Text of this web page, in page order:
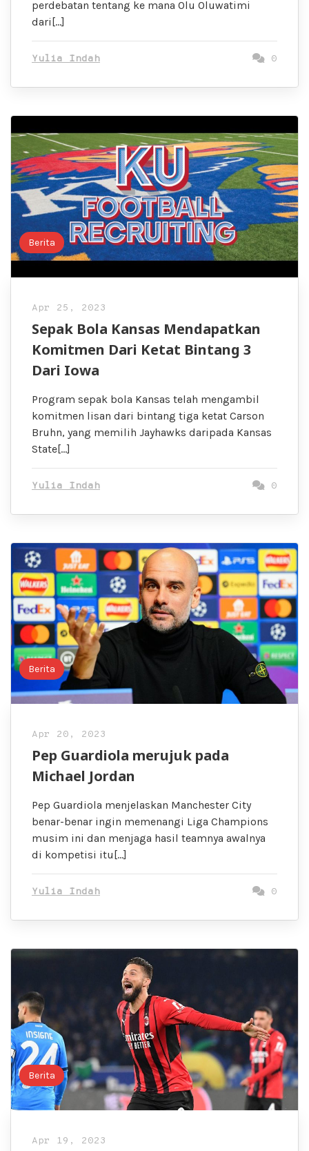
perdebatan tentang ke mana Olu Oluwatimi
dari[…]
Yulia Indah 0
Berita
Apr 25, 2023
Sepak Bola Kansas Mendapatkan
Komitmen Dari Ketat Bintang 3
Dari Iowa
Program sepak bola Kansas telah mengambil
komitmen lisan dari bintang tiga ketat Carson
Bruhn, yang memilih Jayhawks daripada Kansas
State[…]
Yulia Indah 0
Berita
Apr 20, 2023
Pep Guardiola merujuk pada
Michael Jordan
Pep Guardiola menjelaskan Manchester City
benar-benar ingin memenangi Liga Champions
musim ini dan menjaga hasil teamnya awalnya
di kompetisi itu[…]
Yulia Indah 0
Berita
Apr 19, 2023